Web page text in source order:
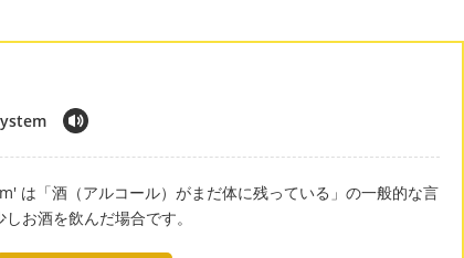
「酒（アルコール）がまだ体に残っている」の一般的な言
お酒を飲んだ場合です。